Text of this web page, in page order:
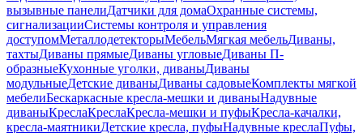
вызывные панелиДатчики для домаОхранные системы,
сигнализацииСистемы контроля и управления
доступомМеталлодетекторыМебельМягкая мебельДиваны,
тахтыДиваны прямыеДиваны угловыеДиваны П-
образныеКухонные уголки, диваныДиваны
модульныеДетские диваныДиваны садовыеКомплекты мягкой
мебелиБескаркасные кресла-мешки и диваныНадувные
диваныКреслаКреслаКресла-мешки и пуфыКресла-качалки,
кресла-маятникиДетские кресла, пуфыНадувные креслаПуфы,